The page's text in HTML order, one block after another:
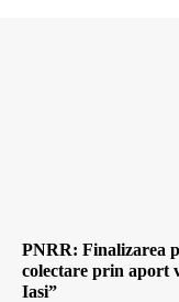
PNRR: Finalizarea
colectare prin aport
Iasi”